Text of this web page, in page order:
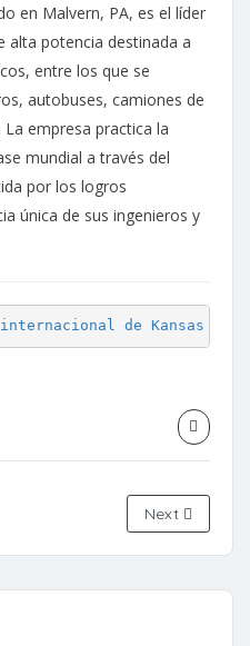
en Malvern, PA, es el líder
alta potencia destinada a
entre los que se
autobuses, camiones de
empresa practica la
mundial a través del
por los logros
única de sus ingenieros y
de Kansas City
Next